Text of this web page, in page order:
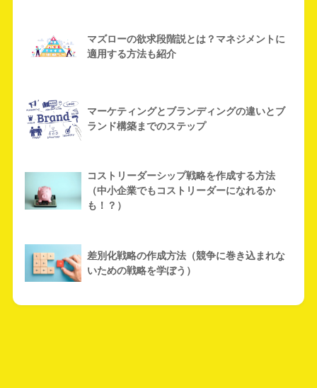
マズローの欲求段階説とは？マネジメントに
適用する方法も紹介
マーケティングとブランディングの違いとブ
ランド構築までのステップ
コストリーダーシップ戦略を作成する方法
（中小企業でもコストリーダーになれるか
も！？）
差別化戦略の作成方法（競争に巻き込まれな
いための戦略を学ぼう）